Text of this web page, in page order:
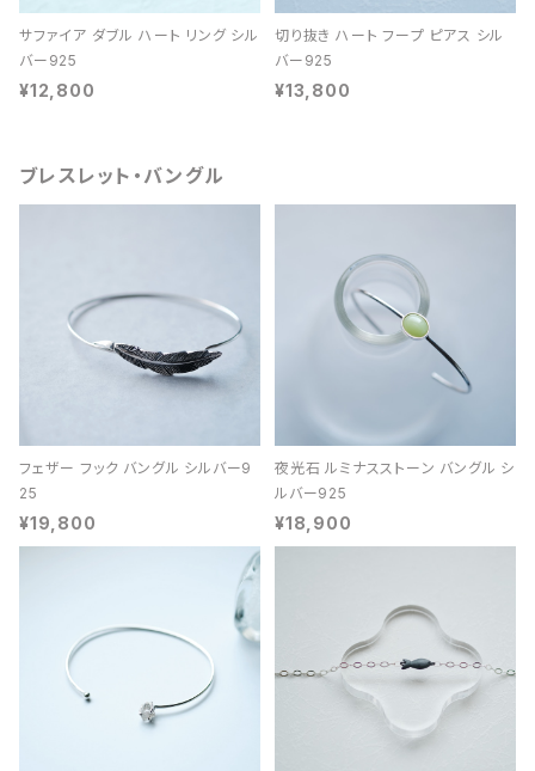
サファイア ダブル ハート リング シル
バー925
¥12,800
切り抜き ハート フープ ピアス シル
バー925
¥13,800
ブレスレット・バングル
フェザー フック バングル シルバー9
25
¥19,800
夜光石 ルミナスストーン バングル シ
ルバー925
¥18,900